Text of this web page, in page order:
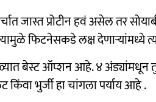
जास्त प्रोटीन हवं असेल तर
फिटनेसकडे लक्ष देणाऱ्यांमध्ये
बेस्ट ऑप्शन आहे. ४ अंड्यांमधून
किंवा भुर्जी हा चांगला पर्याय आहे .